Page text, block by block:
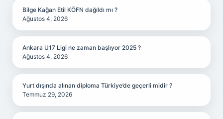
Bilge Kağan Etil KÖFN dağıldı mı ?
Ağustos 4, 2026
Ankara U17 Ligi ne zaman başlıyor 2025 ?
Ağustos 4, 2026
Yurt dışında alınan diploma Türkiye’de geçerli midir ?
Temmuz 29, 2026